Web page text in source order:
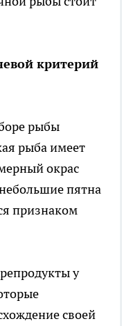
критерий
рыбы
рыба имеет
окрас
пятна
признаком
у
своей